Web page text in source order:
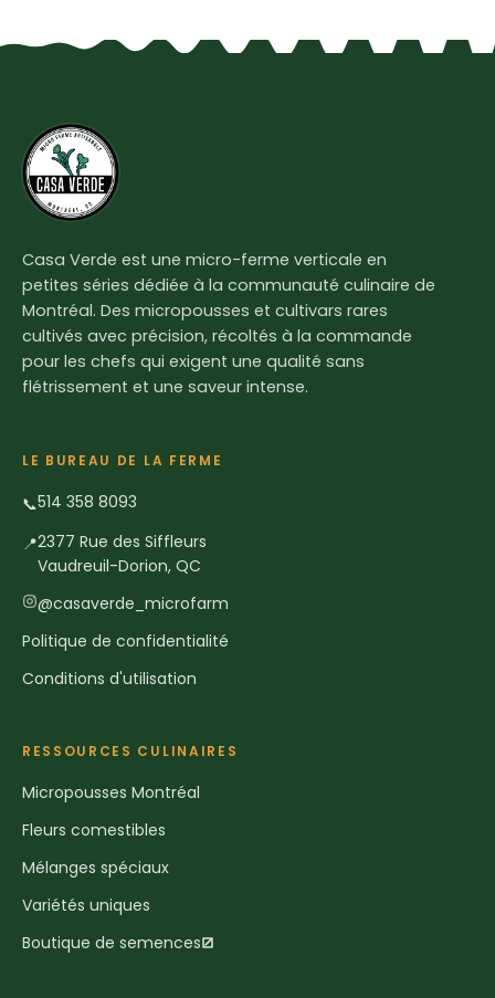
Casa Verde est une micro-ferme verticale en
petites séries dédiée à la communauté culinaire de
Montréal. Des micropousses et cultivars rares
cultivés avec précision, récoltés à la commande
pour les chefs qui exigent une qualité sans
flétrissement et une saveur intense.
LE BUREAU DE LA FERME
📞514 358 8093
📍2377 Rue des Siffleurs
Vaudreuil-Dorion, QC
@casaverde_microfarm
Politique de confidentialité
Conditions d'utilisation
RESSOURCES CULINAIRES
Micropousses Montréal
Fleurs comestibles
Mélanges spéciaux
Variétés uniques
Boutique de semences